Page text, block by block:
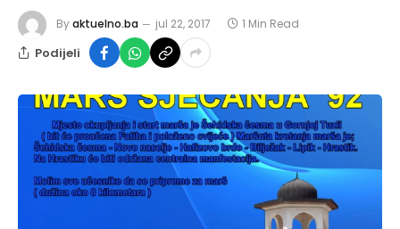
Byaktuelno.ba jul 22, 2017 1 Min Read
Podijeli